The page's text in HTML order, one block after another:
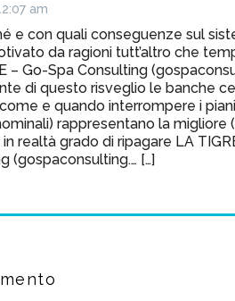
am
e con quali conseguenze sul
da ragioni tutt’altro che
– Go-Spa Consulting
di questo risveglio le banche
e quando interrompere i
rappresentano la migliore
realtà grado di ripagare LA
(gospaconsulting.… […]